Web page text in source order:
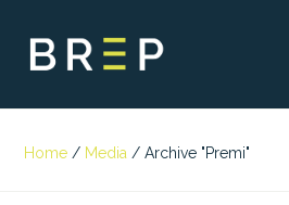
Home / Media / Archive "Premi"